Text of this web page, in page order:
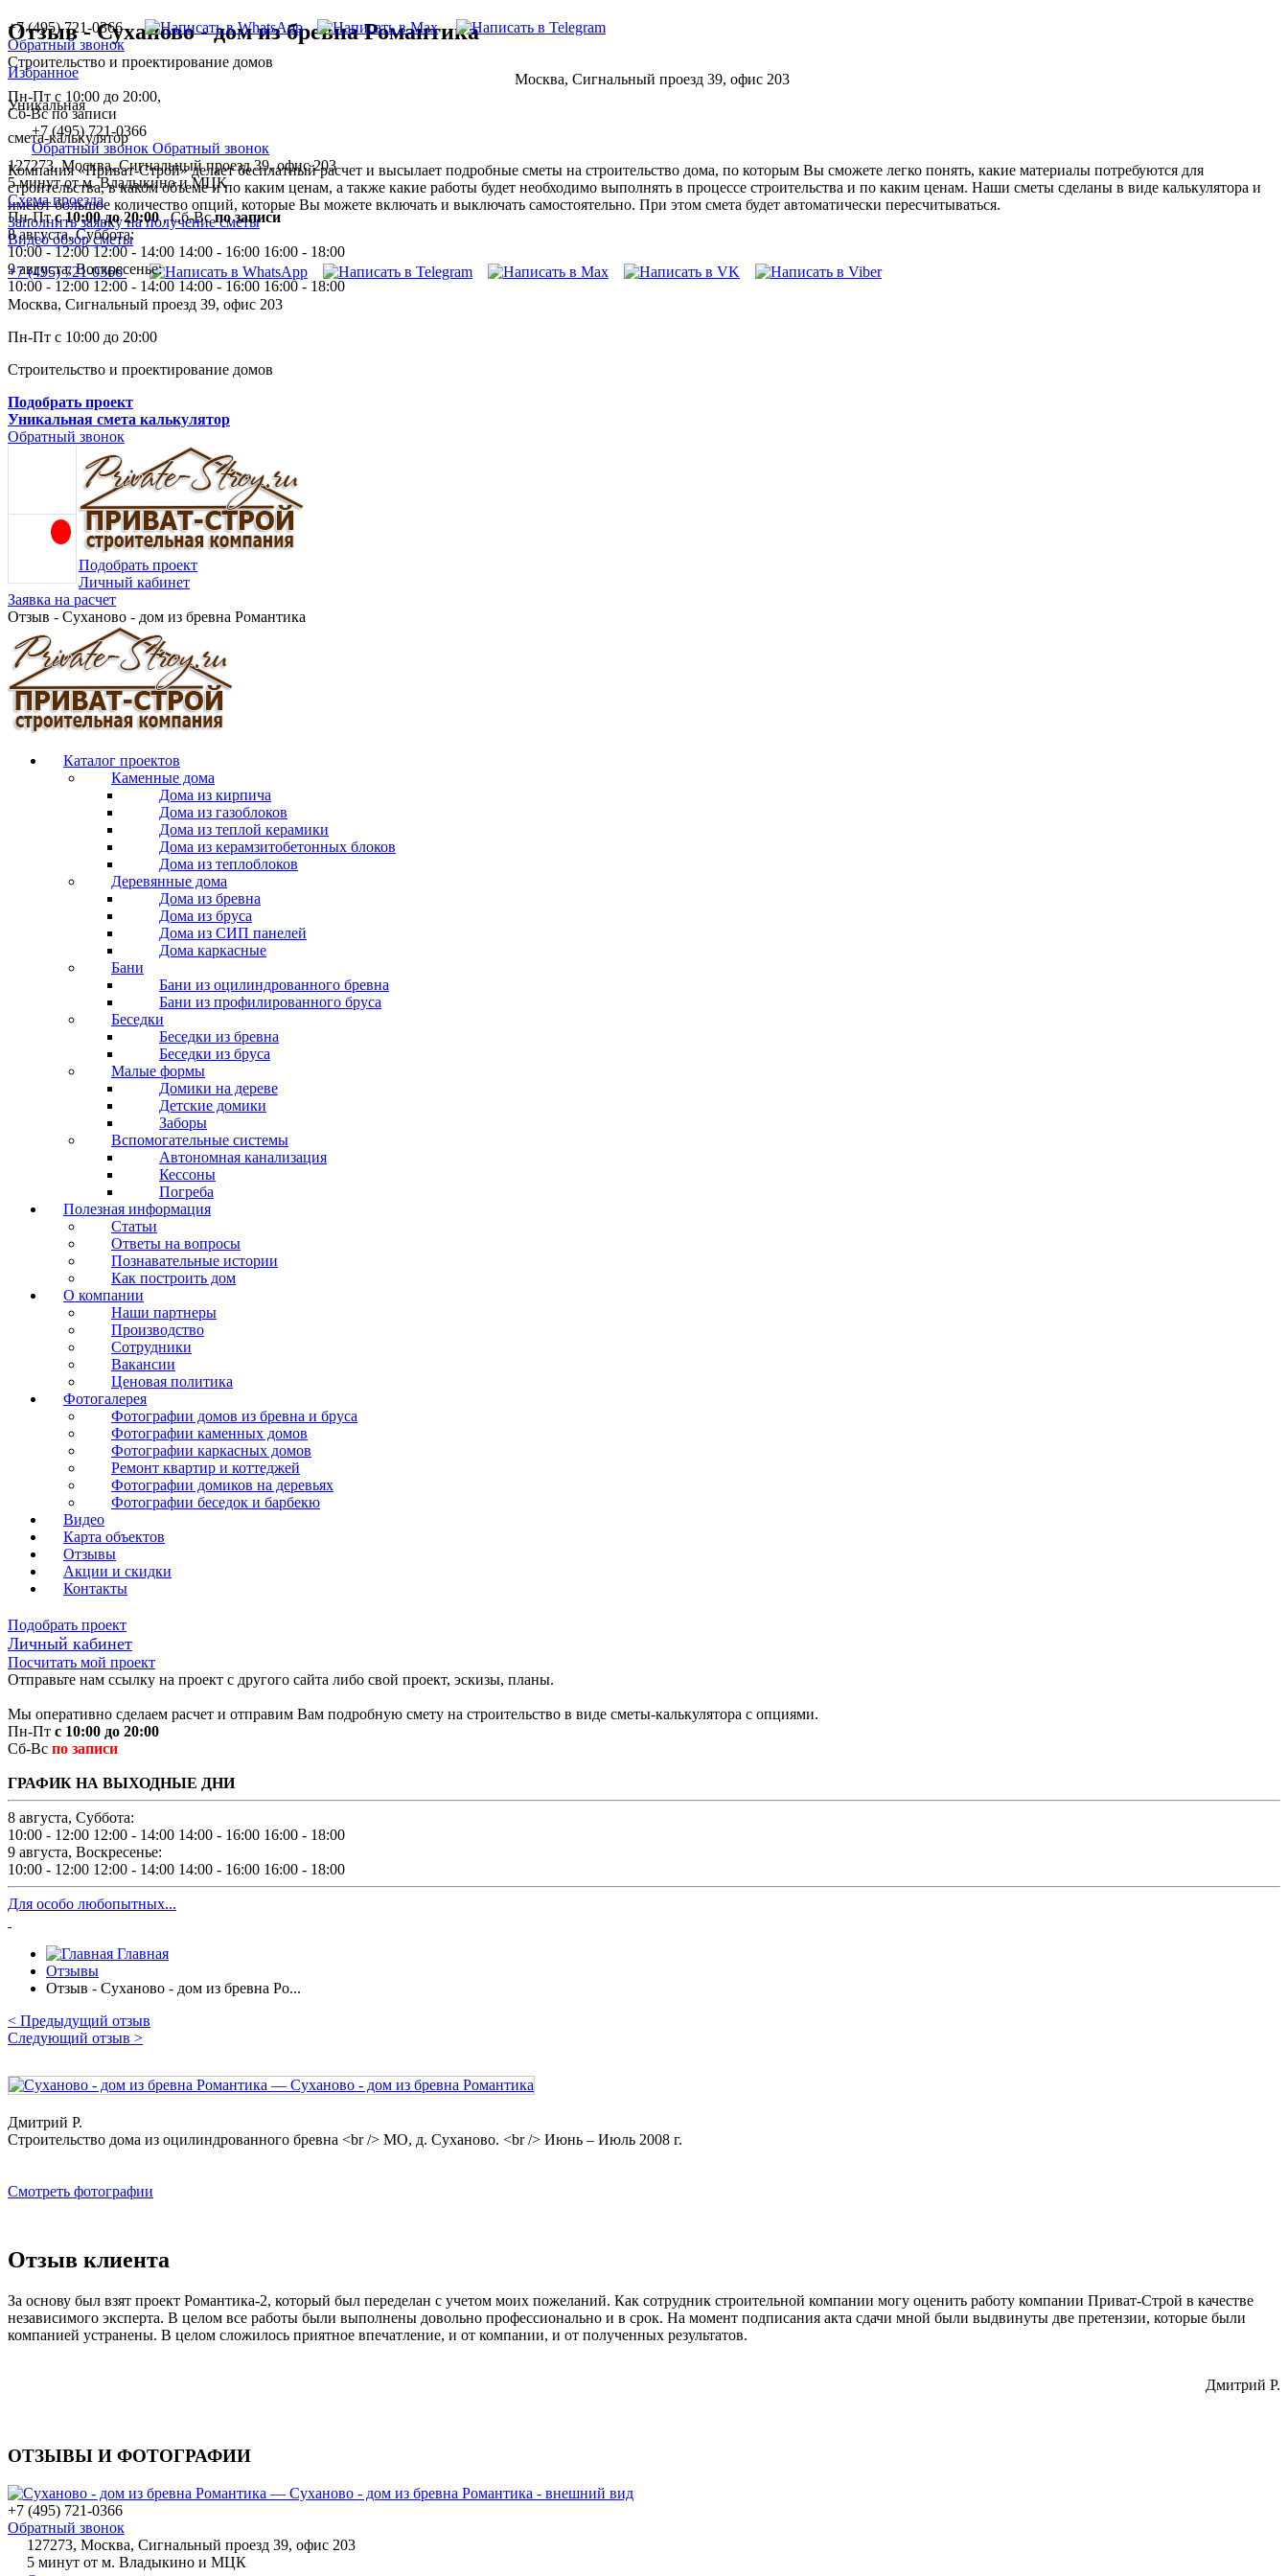
+7 (495) 721-0366
Обратный звонок
Строительство и проектирование домов
Москва, Сигнальный проезд 39, офис 203
Пн-Пт с 10:00 до 20:00,
Сб-Вс по записи
+7 (495) 721-0366
Обратный звонок Обратный звонок
127273, Москва, Сигнальный проезд 39, офис 203
5 минут от м. Владыкино и МЦК
Схема проезда
Пн-Птс 10:00 до 20:00,Сб-Вспо записи
8 августа, Суббота:
10:00 - 12:00 12:00 - 14:00 14:00 - 16:00 16:00 - 18:00
9 августа, Воскресенье:
10:00 - 12:00 12:00 - 14:00 14:00 - 16:00 16:00 - 18:00
Отзыв - Суханово - дом из бревна Романтика
Избранное
Уникальная
смета-калькулятор
Компания «Приват-Строй» делает бесплатный расчет и высылает подробные сметы на строительство дома, по которым Вы сможете легко понять, какие материалы потребуются для
строительства, в каком объеме и по каким ценам, а также какие работы будет необходимо выполнять в процессе строительства и по каким ценам. Наши сметы сделаны в виде калькулятора и
имеют большое количество опций, которые Вы можете включать и выключать самостоятельно. При этом смета будет автоматически пересчитываться.
Заполнить заявку на получение сметы
Видео обзор сметы
+7 (495) 721-0366
Москва, Сигнальный проезд 39, офис 203
Пн-Пт с 10:00 до 20:00
Строительство и проектирование домов
Подобрать проект
Уникальная смета калькулятор
Обратный звонок
Подобрать проект
Личный кабинет
Заявка на расчет
Отзыв - Суханово - дом из бревна Романтика
Каталог проектов
Каменные дома
Дома из кирпича
Дома из газоблоков
Дома из теплой керамики
Дома из керамзитобетонных блоков
Дома из теплоблоков
Деревянные дома
Дома из бревна
Дома из бруса
Дома из СИП панелей
Дома каркасные
Бани
Бани из оцилиндрованного бревна
Бани из профилированного бруса
Беседки
Беседки из бревна
Беседки из бруса
Малые формы
Домики на дереве
Детские домики
Заборы
Вспомогательные системы
Автономная канализация
Кессоны
Погреба
Полезная информация
Статьи
Ответы на вопросы
Познавательные истории
Как построить дом
О компании
Наши партнеры
Производство
Сотрудники
Вакансии
Ценовая политика
Фотогалерея
Фотографии домов из бревна и бруса
Фотографии каменных домов
Фотографии каркасных домов
Ремонт квартир и коттеджей
Фотографии домиков на деревьях
Фотографии беседок и барбекю
Видео
Карта объектов
Отзывы
Акции и скидки
Контакты
Подобрать проект
Личный кабинет
Посчитать мой проект
Отправьте нам ссылку на проект с другого сайта либо свой проект, эскизы, планы.
Мы оперативно сделаем расчет и отправим Вам подробную смету на строительство в виде сметы-калькулятора с опциями.
Пн-Пт с 10:00 до 20:00
Сб-Вс по записи
ГРАФИК НА ВЫХОДНЫЕ ДНИ
8 августа, Суббота:
10:00 - 12:00 12:00 - 14:00 14:00 - 16:00 16:00 - 18:00
9 августа, Воскресенье:
10:00 - 12:00 12:00 - 14:00 14:00 - 16:00 16:00 - 18:00
Для особо любопытных...
Главная
Отзывы
Отзыв - Суханово - дом из бревна Ро...
< Предыдущий отзыв
Следующий отзыв >
Дмитрий Р.
Строительство дома из оцилиндрованного бревна <br /> МО, д. Суханово. <br /> Июнь – Июль 2008 г.
Смотреть фотографии
Отзыв клиента
За основу был взят проект Романтика-2, который был переделан с учетом моих пожеланий. Как сотрудник строительной компании могу оценить работу компании Приват-Строй в качестве
независимого эксперта. В целом все работы были выполнены довольно профессионально и в срок. На момент подписания акта сдачи мной были выдвинуты две претензии, которые были
компанией устранены. В целом сложилось приятное впечатление, и от компании, и от полученных результатов.
Дмитрий Р.
ОТЗЫВЫ И ФОТОГРАФИИ
+7 (495) 721-0366
Обратный звонок
127273, Москва, Сигнальный проезд 39, офис 203
5 минут от м. Владыкино и МЦК